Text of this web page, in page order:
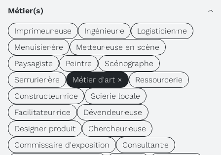
Métier(s)
Imprimeur·euse Ingénieur·e
Logisticien·ne
Menuisier·ère
Metteur·euse en scène
Paysagiste
Peintre
Scénographe
Serrurier·ère
Métier d'art ×
Ressourcerie
Constructeur·rice
Scierie locale
Facilitateur·rice
Dévendeur·euse
Designer produit
Chercheur·euse
Commissaire d'exposition
Consultant·e